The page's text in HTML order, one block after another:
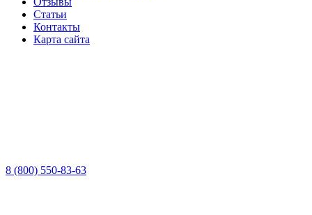
Статьи
Контакты
Карта сайта
8 (800) 550-83-63